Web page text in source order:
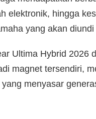
elektronik, hingga
yang akan
Ultima Hybrid 2026
magnet tersendiri,
menyasar